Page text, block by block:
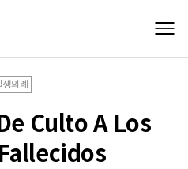
생의례
Culto A Los